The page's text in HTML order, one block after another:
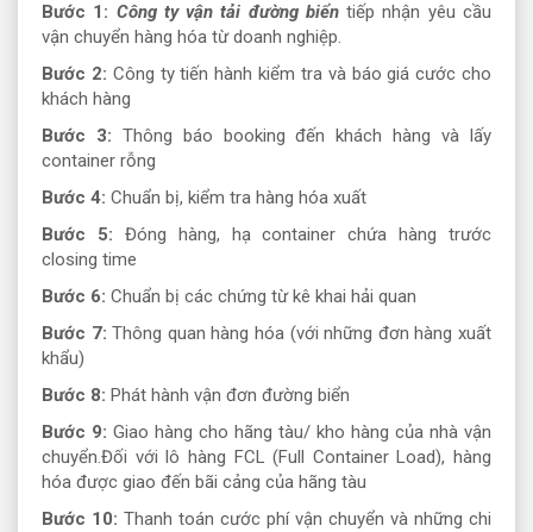
Bước 1: Công ty vận tải đường biểntiếp nhận yêu cầu
vận chuyển hàng hóa từ doanh nghiệp.
Bước 2: Công ty tiến hành kiểm tra và báo giá cước cho
khách hàng
Bước 3: Thông báo booking đến khách hàng và lấy
container rỗng
Bước 4: Chuẩn bị, kiểm tra hàng hóa xuất
Bước 5: Đóng hàng, hạ container chứa hàng trước
closing time
Bước 6: Chuẩn bị các chứng từ kê khai hải quan
Bước 7: Thông quan hàng hóa (với những đơn hàng xuất
khẩu)
Bước 8: Phát hành vận đơn đường biển
Bước 9: Giao hàng cho hãng tàu/ kho hàng của nhà vận
chuyển.Đối với lô hàng FCL (Full Container Load), hàng
hóa được giao đến bãi cảng của hãng tàu
Bước 10: Thanh toán cước phí vận chuyển và những chi